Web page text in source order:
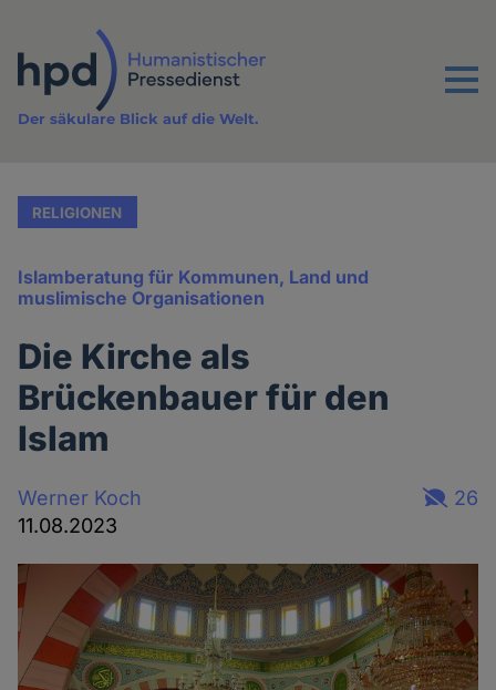
Inhalt
Menu
Der säkulare Blick auf die Welt.
RELIGIONEN
Islamberatung für Kommunen, Land und
muslimische Organisationen
Die Kirche als
Brückenbauer für den
Islam
Werner Koch
11.08.2023
26